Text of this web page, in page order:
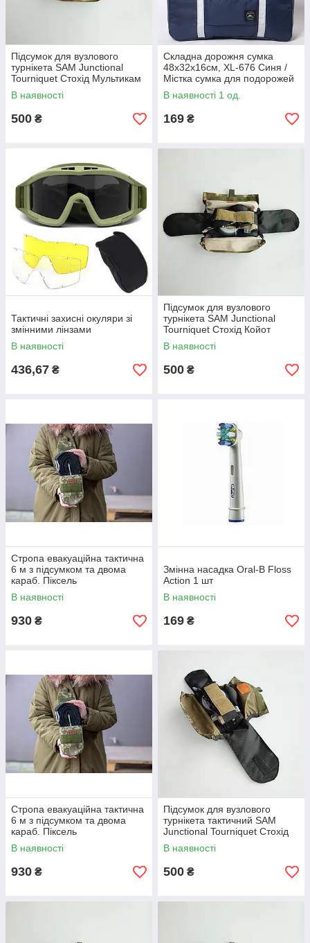
Підсумок для вузлового
турнікета SAM Junctional
Tourniquet Стохід Мультикам
В наявності
500 ₴
Складна дорожня сумка
48х32х16см, XL-676 Синя /
Містка сумка для подорожей
/ Сумка ручна поклажа
В наявності 1 од.
169 ₴
Тактичні захисні окуляри зі
змінними лінзами
В наявності
436,67 ₴
Підсумок для вузлового
турнікета SAM Junctional
Tourniquet Стохід Койот
В наявності
500 ₴
Стропа евакуаційна тактична
6 м з підсумком та двома
караб. Піксель
В наявності
930 ₴
Змінна насадка Oral-B Floss
Action 1 шт
В наявності
169 ₴
Стропа евакуаційна тактична
6 м з підсумком та двома
караб. Піксель
В наявності
930 ₴
Підсумок для вузлового
турнікета тактичний SAM
Junctional Tourniquet Стохід
Піксель
В наявності
500 ₴